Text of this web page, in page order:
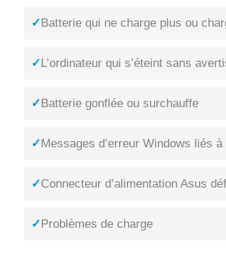
✓Batterie qui ne charge plus ou
✓L’ordinateur qui s’éteint sans
✓Batterie gonflée ou surchauffe
✓Messages d’erreur Windows liés
✓Connecteur d’alimentation Asus
✓Problèmes de charge